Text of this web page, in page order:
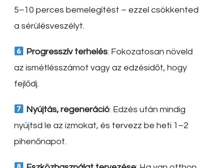
5–10 perces bemelegítést – ezzel csökkented
a sérülésveszélyt.
Progresszív terhelés: Fokozatosan növeld
az ismétlésszámot vagy az edzésidőt, hogy
fejlődj.
Nyújtás, regeneráció: Edzés után mindig
nyújtsd le az izmokat, és tervezz be heti 1–2
pihenőnapot.